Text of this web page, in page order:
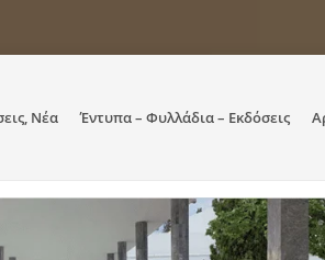
Νέα Έντυπα – Φυλλάδια – Εκδόσεις